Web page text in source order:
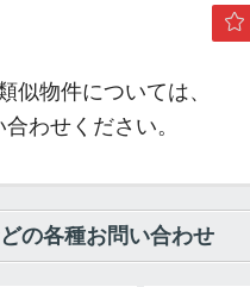
似物件については、
わせください。
の各種お問い合わせ